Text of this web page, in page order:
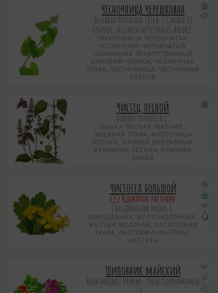
Чесночница черешковая
Alliaria petiolata (Bieb.) Cavara et
Grande, Alliaria officinalis Andrz.
ЧЕСНОЧНИЦА ЧЕРЕШЧАТАЯ,
ЧЕСНОЧНИК ЧЕРЕШЧАТЫЙ,
ЧЕСНОЧНИК ЛЕКАРСТВЕННЫЙ
КОНСКИЙ ЧЕСНОК, ЧЕСНОЧНАЯ
ТРАВА, ЧЕСНОЧНИЦА, ЧЕСНОЧНЫЙ
ХРЕНОК
Чистец лесной
Stachys sylvatica L.
БАБКА ЛЕСНАЯ, ЖАБНИК,
ЗМЕИНАЯ ТРАВА, КОЛОСНИЦА
ЛЕСНАЯ, ШАЛФЕЙ ДУБРАВНЫЙ,
БУКОВИЦА ЛЕСНАЯ, КРАПИВА
ДИКАЯ
Чистотел большой
Ядовитое растение
Chelidonium majus L.
БОРОДАВНИК, ЖЕЛТОМОЛОЧНИК,
ЖЕЛТЫЙ МОЛОЧАЙ, КАСАТОЧНАЯ
ТРАВА, ЛАСТОВИЧНАЯ ТРАВА,
ЧИСТУХА
Шиповник майский
Rosa majalis Herrm., Rosa cinnamomea